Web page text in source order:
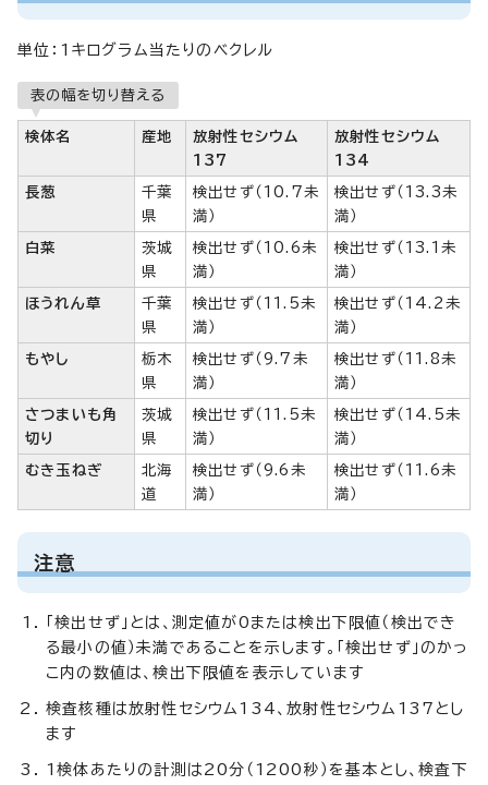
単位：1キログラム当たりのベクレル
表の幅を切り替える
検体名 産地
放射性セシウム
137
放射性セシウム
134
長葱
千葉
県
検出せず（10.7未
満）
検出せず（13.3未
満）
白菜
茨城
県
検出せず（10.6未
満）
検出せず（13.1未
満）
ほうれん草
千葉
県
検出せず（11.5未
満）
検出せず（14.2未
満）
もやし
栃木
県
検出せず（9.7未
満）
検出せず（11.8未
満）
さつまいも角
切り
茨城
県
検出せず（11.5未
満）
検出せず（14.5未
満）
むき玉ねぎ
北海
道
検出せず（9.6未
満）
検出せず（11.6未
満）
注意
「検出せず」とは、測定値が0または検出下限値（検出でき
る最小の値）未満であることを示します。「検出せず」のかっ
こ内の数値は、検出下限値を表示しています
検査核種は放射性セシウム134、放射性セシウム137とし
ます
1検体あたりの計測は20分（1200秒）を基本とし、検査下